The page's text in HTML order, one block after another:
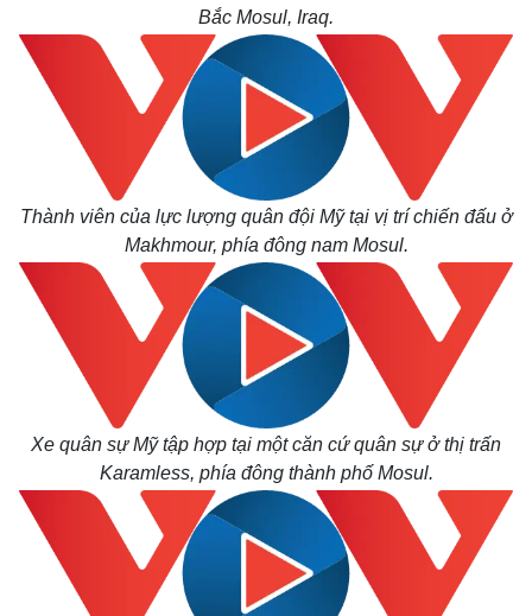
Thế giới
Quan sát
Cuộc sống đó đây
Hồ sơ
Multimedia
Ảnh
E-Magazine
Infographic
Bắc Mosul, Iraq.
Thành viên của lực lượng quân đội Mỹ tại vị trí chiến đấu ở
Makhmour, phía đông nam Mosul.
Xe quân sự Mỹ tập hợp tại một căn cứ quân sự ở thị trấn
Karamless, phía đông thành phố Mosul.